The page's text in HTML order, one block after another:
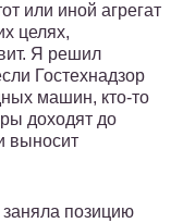
или иной агрегат
целях,
Я решил
Гостехнадзор
машин, кто-то
доходят до
выносит
позицию